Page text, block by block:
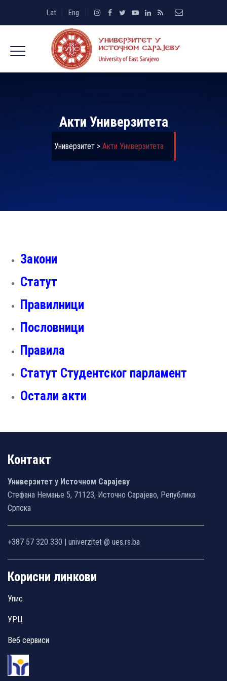
Lat Eng
Акти Универзитета
Универзитет> Акти Универзитета
Закони
Статут
Правилници
Пословници
Правила
Статут Студентског парламент
Остали акти
Контакт
Универзитет у Источном Сарајеву
Стефана Немање 5, 71123, Источно Сарајево, Република
Српска
+387 57 320 330 | univerzitet @ ues.rs.ba
Корисни линкови
Упис
УРЦ
Веб сервиси